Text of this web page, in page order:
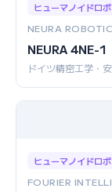
ヒューマノイドロ
NEURA
NEURA 4NE-1
ドイツ精密工学・
ヒューマノイドロ
FOURIER